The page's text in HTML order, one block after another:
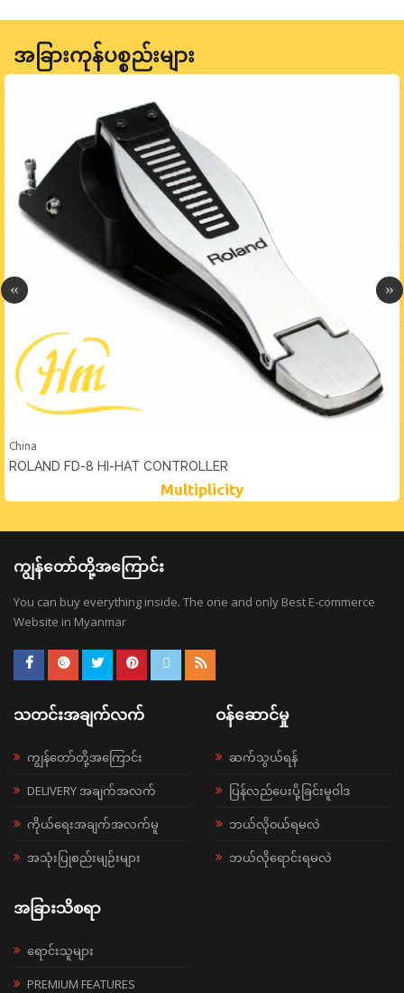
အခြားကုန်ပစ္စည်းများ
China
ROLAND FD-8 HI-HAT CONTROLLER
Multiplicity
ကျွန်တော်တို့အကြောင်း
You can buy everything inside. The one and only Best E-commerce
Website in Myanmar
သတင်းအချက်လက်
ကျွန်တော်တို့အကြောင်း
DELIVERY အချက်အလက်
ကိုယ်ရေးအချက်အလက်မူ
အသုံးပြုစည်းမျဉ်းများ
ဝန်ဆောင်မှု
ဆက်သွယ်ရန်
ပြန်လည်ပေးပို့ခြင်းမူဝါဒ
ဘယ်လို၀ယ်ရမလဲ
ဘယ်လိုရောင်းရမလဲ
အခြားသိစရာ
ရောင်းသူများ
PREMIUM FEATURES